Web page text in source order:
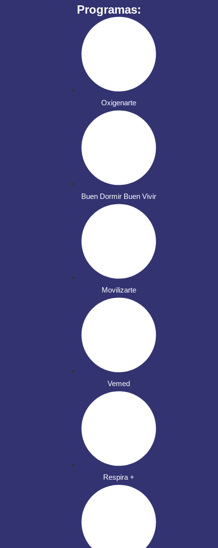
Programas:
Oxigenarte
Buen Dormir Buen Vivir
Movilizarte
Vemed
Respira +